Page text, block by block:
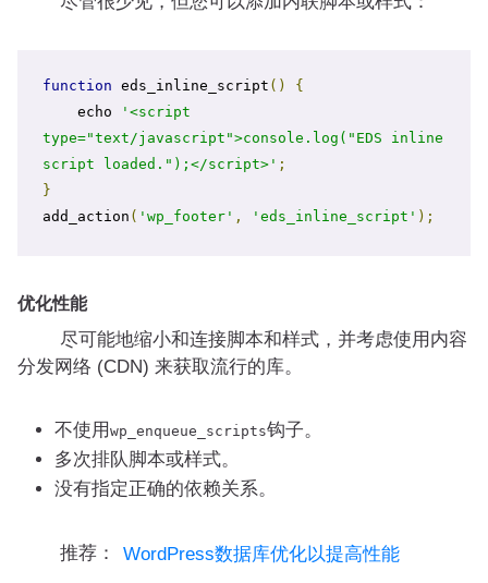
function eds_inline_script ()
{
    echo
'<script
type="text/javascript">console.log("EDS inline
script loaded.");</script>' ;
}
add_action ( 'wp_footer' , 'eds_inline_script' );
优化性能
尽可能地缩小和连接脚本和样式，并考虑使用内容
分发网络 (CDN) 来获取流行的库。
不使用 wp_enqueue_scripts钩子。
多次排队脚本或样式。
没有指定正确的依赖关系。
推荐： WordPress数据库优化以提高性能